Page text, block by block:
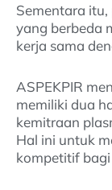
Sementara
yang berbeda
kerja sama
ASPEKPIR
memiliki dua
kemitraan
Hal ini untuk
kompetitif